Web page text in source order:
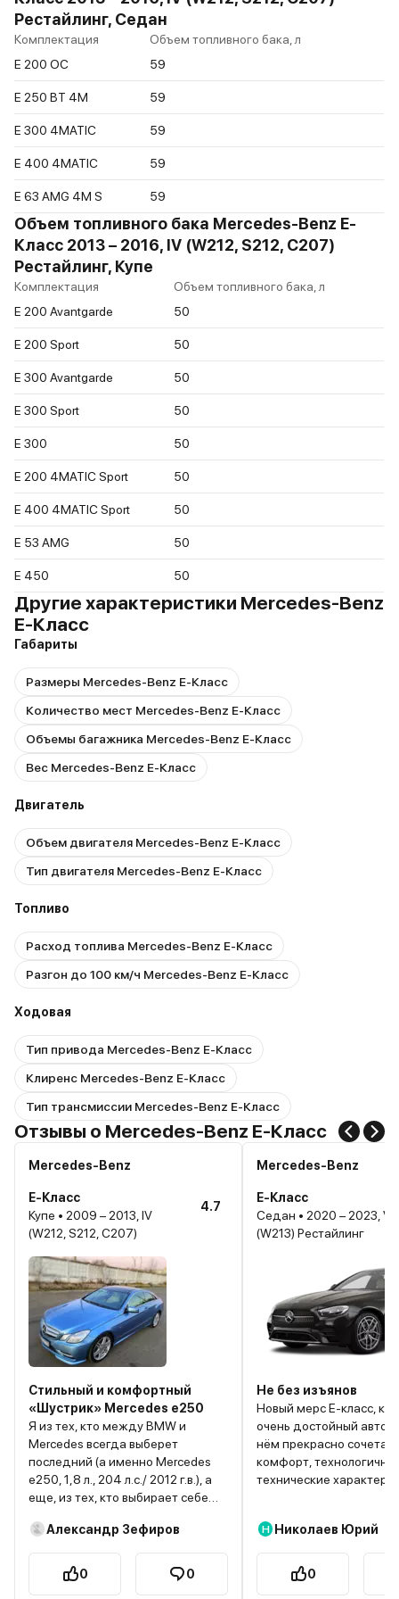
Рестайлинг, Седан
Комплектация
Объем топливного бака, л
E 200 ОС
59
E 250 BT 4M 59
E 300 4MATIC 59
E 400 4MATIC 59
E 63 AMG 4M S 59
Объем топливного бака Mercedes-Benz E-
Класс 2013 – 2016, IV (W212, S212, C207)
Рестайлинг, Купе
Комплектация
Объем топливного бака, л
E 200 Avantgarde
50
E 200 Sport 50
E 300 Avantgarde 50
E 300 Sport 50
E 300 50
E 200 4MATIC Sport 50
E 400 4MATIC Sport 50
E 53 AMG 50
E 450 50
Другие характеристики Mercedes-Benz
E-Класс
Габариты
Размеры Mercedes-Benz E-Класс
Количество мест Mercedes-Benz E-Класс
Объемы багажника Mercedes-Benz E-Класс
Вес Mercedes-Benz E-Класс
Двигатель
Объем двигателя Mercedes-Benz E-Класс
Тип двигателя Mercedes-Benz E-Класс
Топливо
Расход топлива Mercedes-Benz E-Класс
Разгон до 100 км/ч Mercedes-Benz E-Класс
Ходовая
Тип привода Mercedes-Benz E-Класс
Клиренс Mercedes-Benz E-Класс
Тип трансмиссии Mercedes-Benz E-Класс
Отзывы о Mercedes-Benz E-Класс
Mercedes-Benz
E-Класс
Купе • 2009 – 2013, IV
(W212, S212, C207)
4.7
Стильный и комфортный
«Шустрик» Mercedes e250
Я из тех, кто между BMW и
Mercedes всегда выберет
последний (а именно Mercedes
e250, 1,8 л., 204 л.с./ 2012 г.в.), а
еще, из тех, кто выбирает себе
эмоциональному признаку,
поэтому не ждите здесь
экспертное мнение о
Александр Зефиров
0 0
Mercedes-Benz
E-Класс
Седан • 2020 – 2023, V
(W213) Рестайлинг
Не без изъянов
Новый мерс Е-класс,
очень достойный
нём прекрасно
комфорт,
технические
раздражают. В нём нет
сидений в базе, только
дополнительная опция.
Н Николаев Юрий
0